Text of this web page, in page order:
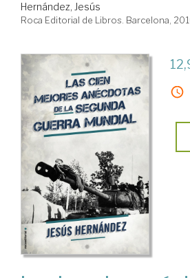
Hernández, Jesús
Roca Editorial de Libros. Barcelona,